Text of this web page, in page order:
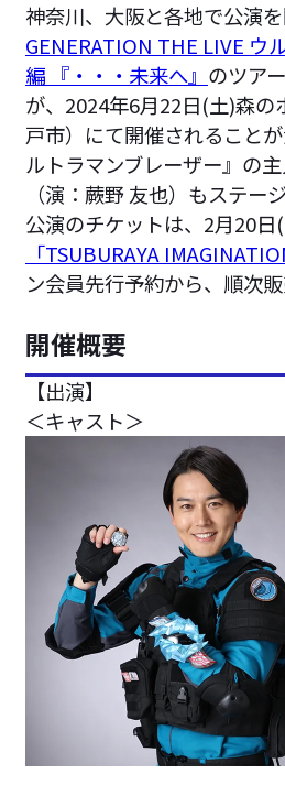
神奈川、大阪と各地で公演
GENERATION THE LIVE ウ
編 『・・・未来へ』 のツア
が、2024年6月22日(土)森の
戸市）にて開催されること
ルトラマンブレーザー』の
（演：蕨野 友也）もステー
公演のチケットは、2月20日
「TSUBURAYA
ン会員先行予約から、順次販
開催概要
【出演】
＜キャスト＞